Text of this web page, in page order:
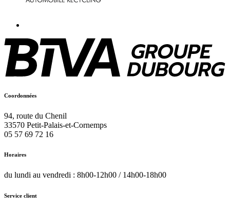
Coordonnées
94, route du Chenil
33570 Petit-Palais-et-Cornemps
05 57 69 72 16
Horaires
du lundi au vendredi : 8h00-12h00 / 14h00-18h00
Service client